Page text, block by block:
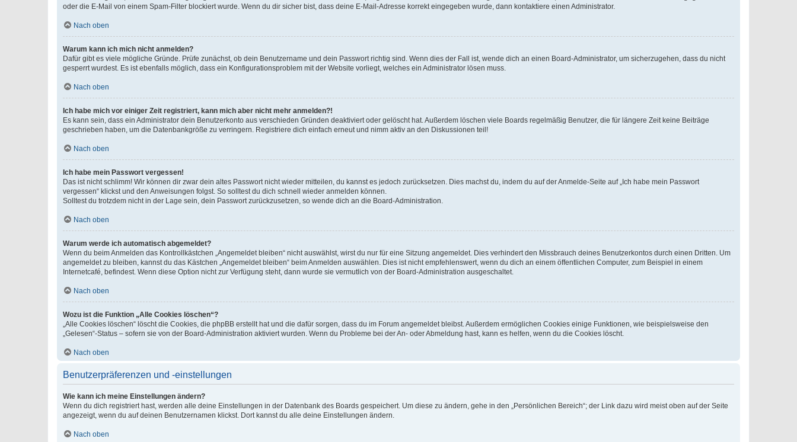
oder die E-Mail von einem Spam-Filter blockiert wurde. Wenn du dir sicher bist, dass deine E-Mail-Adresse korrekt eingegeben wurde, dann kontaktiere einen Administrator.
Nach oben
Warum kann ich mich nicht anmelden?
Dafür gibt es viele mögliche Gründe. Prüfe zunächst, ob dein Benutzername und dein Passwort richtig sind. Wenn dies der Fall ist, wende dich an einen Board-Administrator, um sicherzugehen, dass du nicht
gesperrt wurdest. Es ist ebenfalls möglich, dass ein Konfigurationsproblem mit der Website vorliegt, welches ein Administrator lösen muss.
Nach oben
Ich habe mich vor einiger Zeit registriert, kann mich aber nicht mehr anmelden?!
Es kann sein, dass ein Administrator dein Benutzerkonto aus verschieden Gründen deaktiviert oder gelöscht hat. Außerdem löschen viele Boards regelmäßig Benutzer, die für längere Zeit keine Beiträge
geschrieben haben, um die Datenbankgröße zu verringern. Registriere dich einfach erneut und nimm aktiv an den Diskussionen teil!
Nach oben
Ich habe mein Passwort vergessen!
Das ist nicht schlimm! Wir können dir zwar dein altes Passwort nicht wieder mitteilen, du kannst es jedoch zurücksetzen. Dies machst du, indem du auf der Anmelde-Seite auf „Ich habe mein Passwort
vergessen“ klickst und den Anweisungen folgst. So solltest du dich schnell wieder anmelden können.
Solltest du trotzdem nicht in der Lage sein, dein Passwort zurückzusetzen, so wende dich an die Board-Administration.
Nach oben
Warum werde ich automatisch abgemeldet?
Wenn du beim Anmelden das Kontrollkästchen „Angemeldet bleiben“ nicht auswählst, wirst du nur für eine Sitzung angemeldet. Dies verhindert den Missbrauch deines Benutzerkontos durch einen Dritten. Um
angemeldet zu bleiben, kannst du das Kästchen „Angemeldet bleiben“ beim Anmelden auswählen. Dies ist nicht empfehlenswert, wenn du dich an einem öffentlichen Computer, zum Beispiel in einem
Internetcafé, befindest. Wenn diese Option nicht zur Verfügung steht, dann wurde sie vermutlich von der Board-Administration ausgeschaltet.
Nach oben
Wozu ist die Funktion „Alle Cookies löschen“?
„Alle Cookies löschen“ löscht die Cookies, die phpBB erstellt hat und die dafür sorgen, dass du im Forum angemeldet bleibst. Außerdem ermöglichen Cookies einige Funktionen, wie beispielsweise den
„Gelesen“-Status – sofern sie von der Board-Administration aktiviert wurden. Wenn du Probleme bei der An- oder Abmeldung hast, kann es helfen, wenn du die Cookies löscht.
Nach oben
Benutzerpräferenzen und -einstellungen
Wie kann ich meine Einstellungen ändern?
Wenn du dich registriert hast, werden alle deine Einstellungen in der Datenbank des Boards gespeichert. Um diese zu ändern, gehe in den „Persönlichen Bereich“; der Link dazu wird meist oben auf der Seite
angezeigt, wenn du auf deinen Benutzernamen klickst. Dort kannst du alle deine Einstellungen ändern.
Nach oben